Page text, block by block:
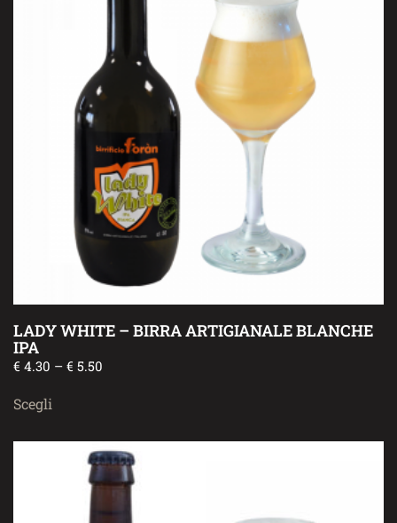
LADY WHITE – BIRRA ARTIGIANALE BLANCHE
IPA
€ 4.30 – € 5.50
Scegli